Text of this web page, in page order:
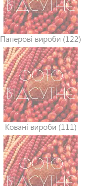
Паперові вироби (122)
Ковані вироби (111)